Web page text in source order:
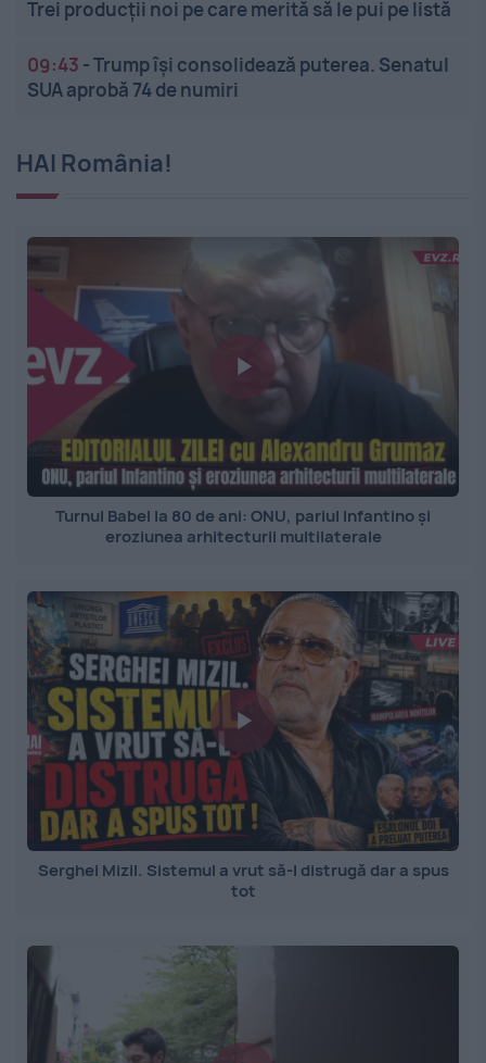
Trei producții noi pe care merită să le pui pe listă
09:43 -Trump își consolidează puterea. Senatul
SUA aprobă 74 de numiri
HAI România!
Turnul Babel la 80 de ani: ONU, pariul Infantino și
eroziunea arhitecturii multilaterale
Serghei Mizil. Sistemul a vrut să-l distrugă dar a spus
tot